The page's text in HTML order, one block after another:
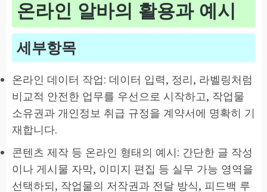
온라인 알바의 활용과 예시
세부항목
온라인 데이터 작업: 데이터 입력, 정리, 라벨링처럼
비교적 안전한 업무를 우선으로 시작하고, 작업물
소유권과 개인정보 취급 규정을 계약서에 명확히 기
재합니다.
콘텐츠 제작 등 온라인 형태의 예시: 간단한 글 작성
이나 게시물 자막, 이미지 편집 등 실무 가능 영역을
선택하되, 작업물의 저작권과 전달 방식, 피드백 루